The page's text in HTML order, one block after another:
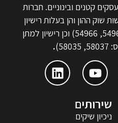
קטנים ובינוניים. חברות
שוק ההון והן בעלות רישיון
למתן אשראי – מורחב (מס': 54963, 54966) וכן רישיון למתן
.
שירותים
ניכיון שיקים